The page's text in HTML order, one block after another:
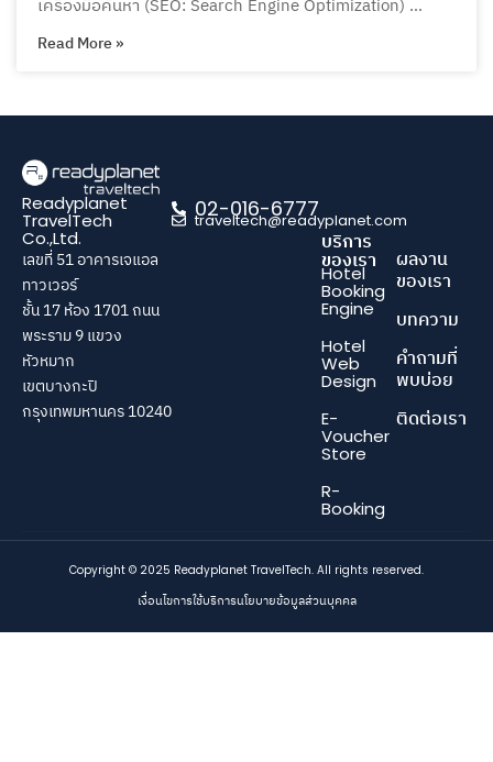
เครื่องมือค้นหา (SEO: Search Engine Optimization) …
Read More »
Readyplanet
TravelTech
Co.,Ltd.
เลขที่ 51 อาคารเจแอล
ทาวเวอร์
ชั้น 17 ห้อง 1701 ถนน
พระราม 9 แขวง
หัวหมาก
เขตบางกะปิ
กรุงเทพมหานคร 10240
02-016-6777
traveltech@readyplanet.com
บริการ
ของเรา
Hotel
Booking
Engine
Hotel
Web
Design
E-
Voucher
Store
R-
Booking
ผลงาน
ของเรา
บทความ
คำถามที่
พบบ่อย
ติดต่อเรา
Copyright © 2025 Readyplanet TravelTech. All rights reserved.
เงื่อนไขการใช้บริการนโยบายข้อมูลส่วนบุคคล